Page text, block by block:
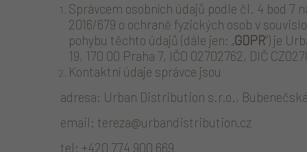
Správcem osobních údajů podle čl. 4 bod 7
2016/679 o ochraně fyzických osob v
pohybu těchto údajů (dále jen: „GDPR”) je
19, 170 00 Praha 7, IČO 02702762, DIČ
Kontaktní údaje správce jsou
adresa: Urban Distribution s.r.o., Bubenečská
email: tereza@urbandistribution.cz
tel: +420 774 900 669